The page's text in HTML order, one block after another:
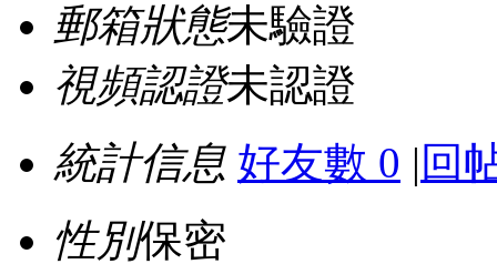
郵箱狀態未驗證
視頻認證未認證
統計信息 好友數 0 | 回
性別保密